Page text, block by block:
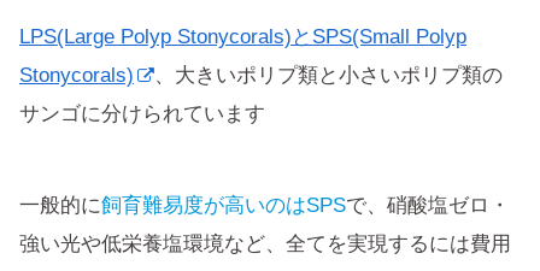
LPS(Large Polyp Stonycorals)とSPS(Small Polyp
Stonycorals)
、大きいポリプ類と小さいポリプ類の
サンゴに分けられています
一般的に飼育難易度が高いのはSPSで、硝酸塩ゼロ・
強い光や低栄養塩環境など、全てを実現するには費用